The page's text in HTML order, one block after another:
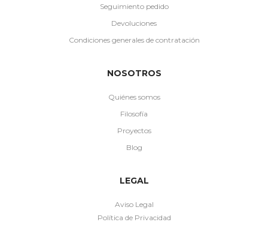
Seguimiento pedido
Devoluciones
Condiciones generales de contratación
NOSOTROS
Quiénes somos
Filosofía
Proyectos
Blog
LEGAL
Aviso Legal
Política de Privacidad